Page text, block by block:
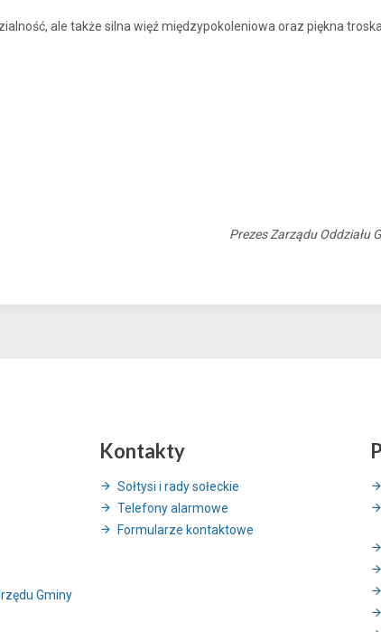
ale także silna więź międzypokoleniowa oraz piękna
Prezes Zarządu Oddziału
Gminy
Kontakty
Sołtysi i rady sołeckie
Telefony alarmowe
Formularze kontaktowe